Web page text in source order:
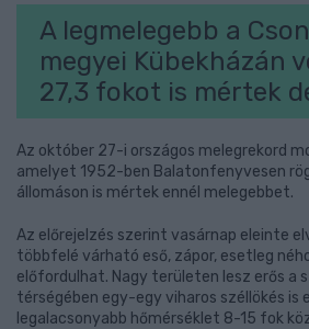
A legmelegebb a
megyei Kübekházán
27,3 fokot is mértek
Az október 27-i országos melegrekord
amelyet 1952-ben Balatonfenyvesen
állomáson is mértek ennél melegebbet.
Az előrejelzés szerint vasárnap eleinte
többfelé várható eső, zápor, esetleg
előfordulhat. Nagy területen lesz erős a
térségében egy-egy viharos széllökés is
legalacsonyabb hőmérséklet 8-15 fok